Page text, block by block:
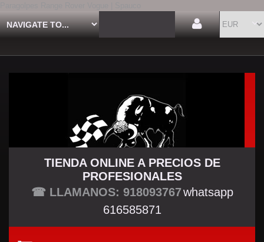
TU TIENDA TUNING
TIENDA ONLINE A PRECIOS DE
PROFESIONALES
☎ LLAMANOS: 918093767whatsapp
616585871